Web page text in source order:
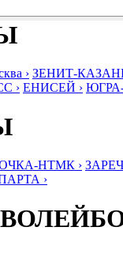
› ЗЕНИТ-
› ЕНИСЕЙ ›
НТМК ›
›